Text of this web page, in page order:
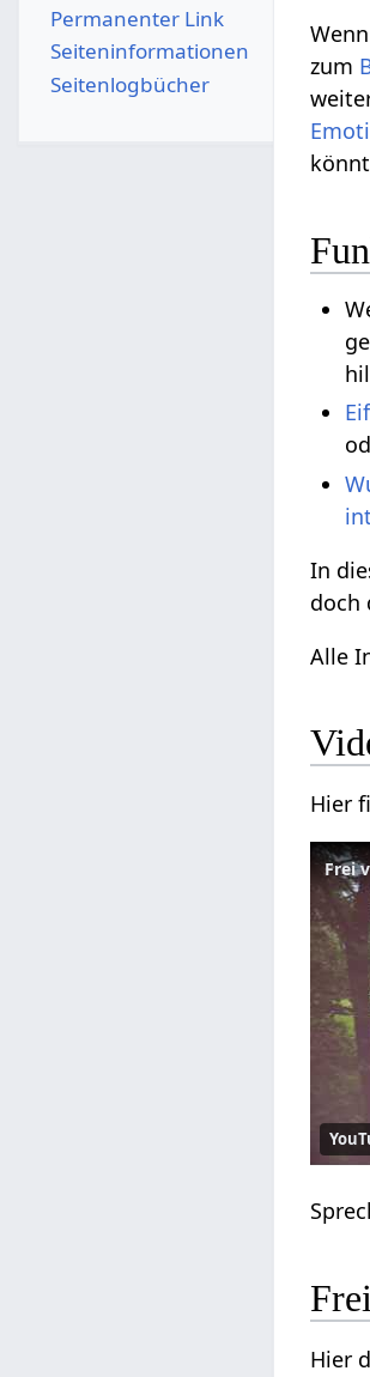
zum
In
doch
Alle
Hier
Frei
Hier
Permanenter Link
Seiten­­informationen
Seitenlogbücher